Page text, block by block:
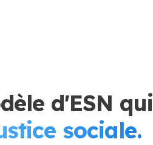
d'ESN qui
sociale.